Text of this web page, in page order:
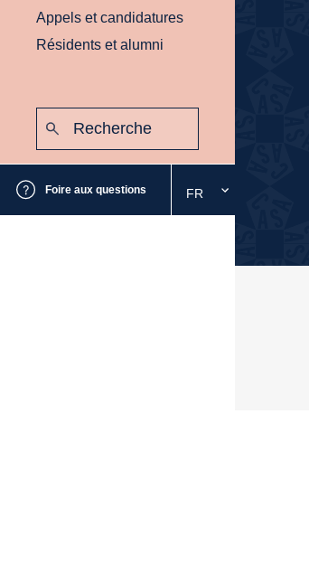
Appels et candidatures
Résidents et alumni
Foire aux questions
Sélectionnez
la
FR